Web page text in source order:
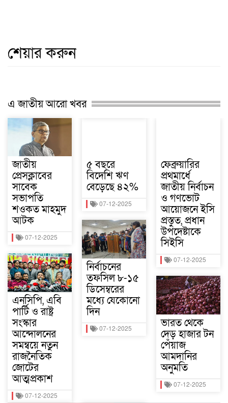
শেয়ার করুন
এ জাতীয় আরো খবর
জাতীয়
প্রেসক্লাবের
সাবেক
সভাপতি
শওকত মাহমুদ
আটক
07-12-2025
এনসিপি, এবি
পার্টি ও রাষ্ট্র
সংস্কার
আন্দোলনের
সমন্বয়ে নতুন
রাজনৈতিক
জোটের
আত্মপ্রকাশ
07-12-2025
৫ বছরে
বিদেশি ঋণ
বেড়েছে ৪২%
07-12-2025
নির্বাচনের
তফসিল ৮-১৫
ডিসেম্বরের
মধ্যে যেকোনো
দিন
07-12-2025
ফেব্রুয়ারির
প্রথমার্ধে
জাতীয় নির্বাচন
ও গণভোট
আয়োজনে ইসি
প্রস্তুত, প্রধান
উপদেষ্টাকে
সিইসি
07-12-2025
ভারত থেকে
দেড় হাজার টন
পেঁয়াজ
আমদানির
অনুমতি
07-12-2025